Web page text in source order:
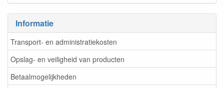
Informatie
Transport- en administratiekosten
Opslag- en veiligheid van producten
Betaalmogelijkheden